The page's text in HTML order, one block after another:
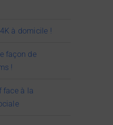
à domicile !
façon de
!
face à la